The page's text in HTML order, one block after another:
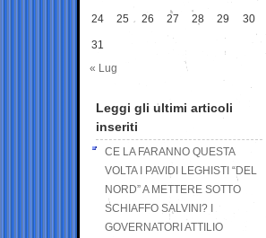
24 25 26 27 28 29 30
31
« Lug
Leggi gli ultimi articoli
inseriti
CE LA FARANNO QUESTA
VOLTA I PAVIDI LEGHISTI “DEL
NORD” A METTERE SOTTO
SCHIAFFO SALVINI? I
GOVERNATORI ATTILIO